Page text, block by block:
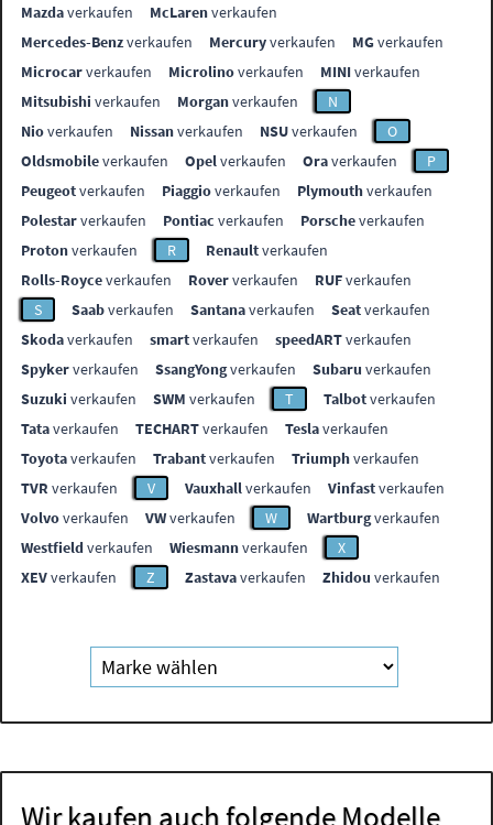
Mazdaverkaufen McLarenverkaufen
Mercedes-Benzverkaufen Mercuryverkaufen MGverkaufen
Microcarverkaufen Microlinoverkaufen MINIverkaufen
Mitsubishi verkaufen Morganverkaufen
N
Nioverkaufen Nissanverkaufen NSUverkaufen
O
Oldsmobileverkaufen Opelverkaufen Oraverkaufen
P
Peugeotverkaufen Piaggioverkaufen Plymouthverkaufen
Polestarverkaufen Pontiac verkaufen Porscheverkaufen
Protonverkaufen R Renaultverkaufen
Rolls-Royceverkaufen Roververkaufen RUFverkaufen
S
Saabverkaufen Santanaverkaufen Seatverkaufen
Skodaverkaufen smartverkaufen speedARTverkaufen
Spykerverkaufen SsangYongverkaufen Subaru verkaufen
Suzuki verkaufen SWM verkaufen T Talbotverkaufen
Tataverkaufen TECHARTverkaufen Teslaverkaufen
Toyotaverkaufen Trabantverkaufen Triumphverkaufen
TVR verkaufen V Vauxhallverkaufen Vinfastverkaufen
Volvoverkaufen VWverkaufen W Wartburgverkaufen
Westfieldverkaufen Wiesmannverkaufen
X
XEVverkaufen Z Zastavaverkaufen Zhidou verkaufen
Wir kaufen auch folgende Modelle